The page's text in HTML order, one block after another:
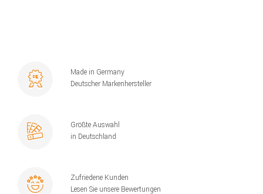
Made in Germany
Deutscher Markenhersteller
Größte Auswahl
in Deutschland
Zufriedene Kunden
Lesen Sie unsere Bewertungen